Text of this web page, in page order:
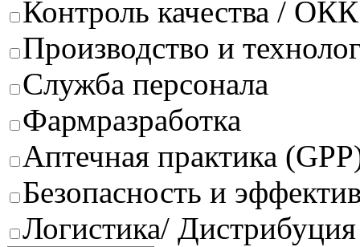
Контроль качества / ОКК
Производство и
Служба персонала
Фармразработка
Аптечная практика
Безопасность и
Логистика/